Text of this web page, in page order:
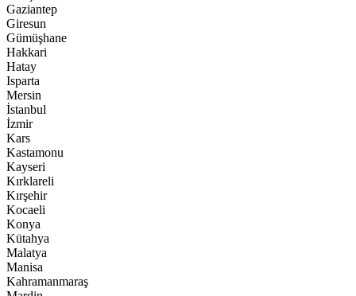
Gaziantep
Giresun
Gümüşhane
Hakkari
Hatay
Isparta
Mersin
İstanbul
İzmir
Kars
Kastamonu
Kayseri
Kırklareli
Kırşehir
Kocaeli
Konya
Kütahya
Malatya
Manisa
Kahramanmaraş